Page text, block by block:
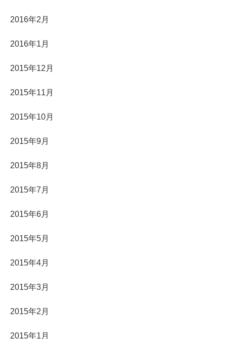
2016年2月
2016年1月
2015年12月
2015年11月
2015年10月
2015年9月
2015年8月
2015年7月
2015年6月
2015年5月
2015年4月
2015年3月
2015年2月
2015年1月